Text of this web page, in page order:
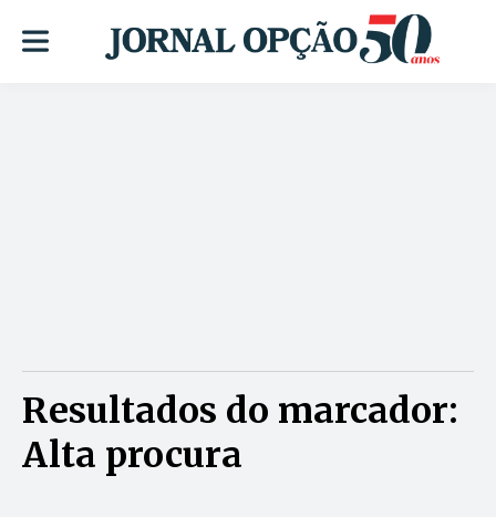
Resultados do marcador:
Alta procura